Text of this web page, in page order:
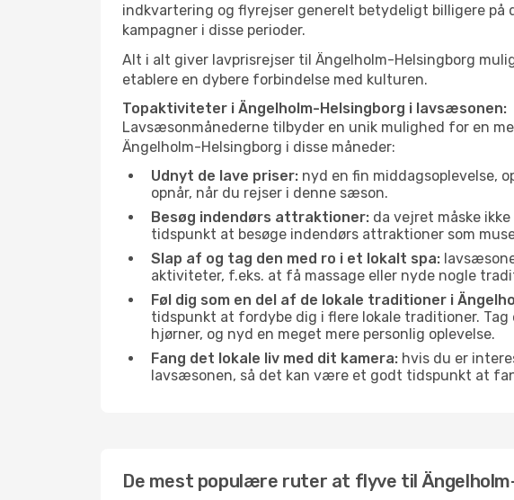
indkvartering og flyrejser generelt betydeligt billigere
kampagner i disse perioder.
Alt i alt giver lavprisrejser til Ängelholm-Helsingborg
etablere en dybere forbindelse med kulturen.
Topaktiviteter i Ängelholm-Helsingborg i lavsæsonen:
Lavsæsonmånederne tilbyder en unik mulighed for en
Ängelholm-Helsingborg i disse måneder:
Udnyt de lave priser: nyd en fin middagsoplevelse,
opnår, når du rejser i denne sæson.
Besøg indendørs attraktioner: da vejret måske
tidspunkt at besøge indendørs attraktioner som
Slap af og tag den med ro i et lokalt spa:
aktiviteter, f.eks. at få massage eller nyde nogle
Føl dig som en del af de lokale traditioner i
tidspunkt at fordybe dig i flere lokale traditioner.
hjørner, og nyd en meget mere personlig oplevelse.
Fang det lokale liv med dit kamera: hvis du er
lavsæsonen, så det kan være et godt tidspunkt at
De mest populære ruter at flyve til